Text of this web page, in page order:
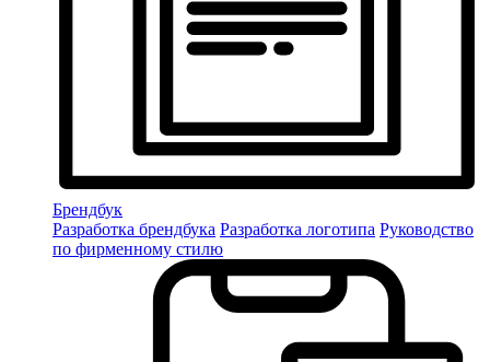
Брендбук
Разработка брендбука Разработка логотипа Руководство
по фирменному стилю